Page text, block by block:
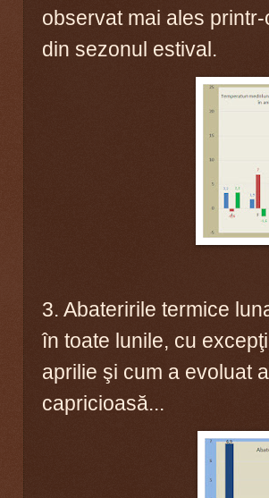
observat mai ales
din sezonul estival.
3. Abateririle termice
în toate lunile, cu
aprilie şi cum a evoluat
capricioasă...